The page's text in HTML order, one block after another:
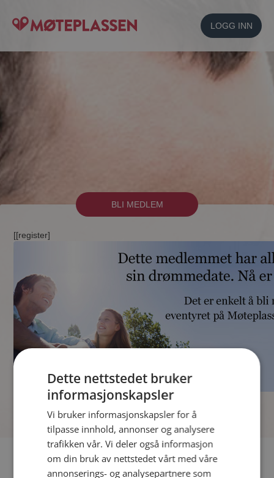
LOGG INN
BLI MEDLEM
[[register]
Fler single
Dette nettstedet bruker
informasjonskapsler
Vi bruker informasjonskapsler for å
tilpasse innhold, annonser og analysere
trafikken vår. Vi deler også informasjon
om din bruk av nettstedet vårt med våre
annonserings- og analysepartnere som